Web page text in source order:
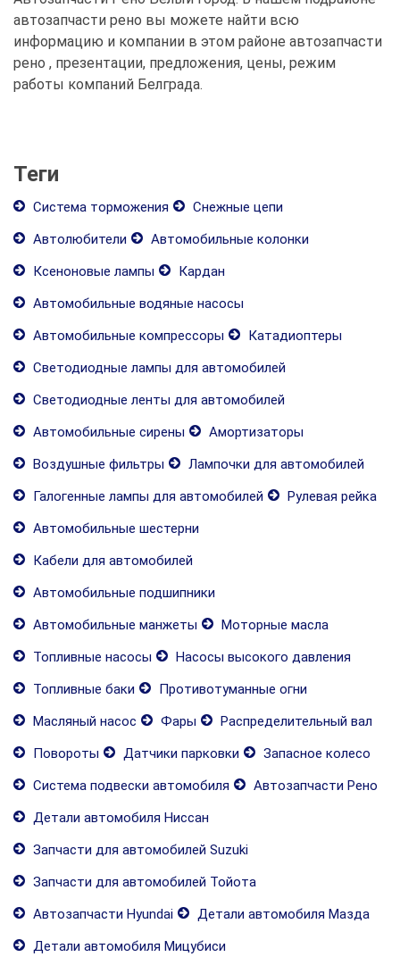
автозапчасти рено вы можете найти всю
информацию и компании в этом районе автозапчасти
рено , презентации, предложения, цены, режим
работы компаний Белграда.
Теги
Система торможения
Снежные цепи
Автолюбители
Автомобильные колонки
Ксеноновые лампы
Кардан
Автомобильные водяные насосы
Автомобильные компрессоры
Катадиоптеры
Светодиодные лампы для автомобилей
Светодиодные ленты для автомобилей
Автомобильные сирены
Амортизаторы
Воздушные фильтры
Лампочки для автомобилей
Галогенные лампы для автомобилей
Рулевая рейка
Автомобильные шестерни
Кабели для автомобилей
Автомобильные подшипники
Автомобильные манжеты
Моторные масла
Топливные насосы
Насосы высокого давления
Топливные баки
Противотуманные огни
Масляный насос
Фары
Распределительный вал
Повороты
Датчики парковки
Запасное колесо
Система подвески автомобиля
Автозапчасти Рено
Детали автомобиля Ниссан
Запчасти для автомобилей Suzuki
Запчасти для автомобилей Тойота
Автозапчасти Hyundai
Детали автомобиля Мазда
Детали автомобиля Мицубиси